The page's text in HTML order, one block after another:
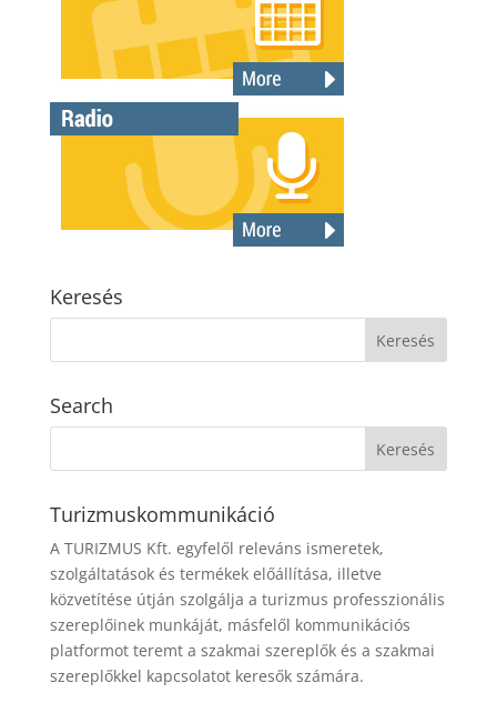
Keresés
Search
Turizmuskommunikáció
A TURIZMUS Kft. egyfelől releváns ismeretek,
szolgáltatások és termékek előállítása, illetve
közvetítése útján szolgálja a turizmus professzionális
szereplőinek munkáját, másfelől kommunikációs
platformot teremt a szakmai szereplők és a szakmai
szereplőkkel kapcsolatot keresők számára.